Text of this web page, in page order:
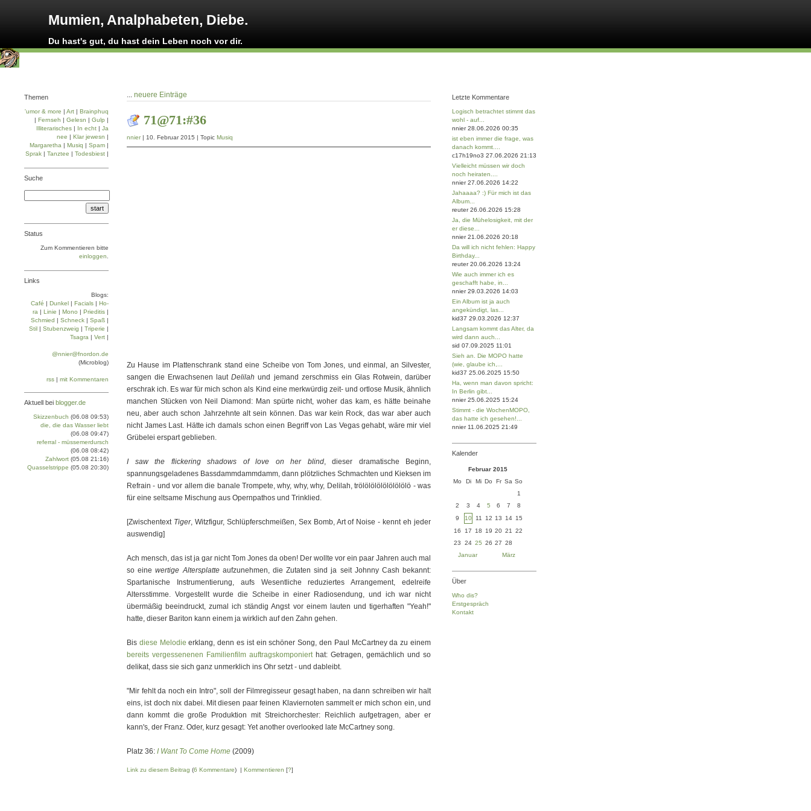
Mumien, Analphabeten, Diebe.
Du hast's gut, du hast dein Leben noch vor dir.
... neuere Einträge
71@71:#36
nnier| 10. Februar 2015 | Topic Musiq
Zu Hause im Plattenschrank stand eine Scheibe von Tom Jones, und einmal, an Silvester,
sangen die Erwachsenen lautDelilah und jemand zerschmiss ein Glas Rotwein, darüber
erschrak ich. Es war für mich schon als Kind eine merkwürdig zeit- und ortlose Musik, ähnlich
manchen Stücken von Neil Diamond: Man spürte nicht, woher das kam, es hätte beinahe
neu, aber auch schon Jahrzehnte alt sein können. Das war kein Rock, das war aber auch
nicht James Last. Hätte ich damals schon einen Begriff von Las Vegas gehabt, wäre mir viel
Grübelei erspart geblieben.
I saw the flickering shadows of love on her blind, dieser dramatische Beginn,
spannungsgeladenes Bassdammdammdamm, dann plötzliches Schmachten und Kieksen im
Refrain - und vor allem die banale Trompete, why, why, why, Delilah, trölölölölölölölölö - was
für eine seltsame Mischung aus Opernpathos und Trinklied.
[Zwischentext Tiger, Witzfigur, Schlüpferschmeißen, Sex Bomb, Art of Noise - kennt eh jeder
auswendig]
Ach mensch, das ist ja gar nicht Tom Jones da oben! Der wollte vor ein paar Jahren auch mal
so einewertige Altersplatteaufzunehmen, die Zutaten sind ja seit Johnny Cash bekannt:
Spartanische Instrumentierung, aufs Wesentliche reduziertes Arrangement, edelreife
Altersstimme. Vorgestellt wurde die Scheibe in einer Radiosendung, und ich war nicht
übermäßig beeindruckt, zumal ich ständig Angst vor einem lauten und tigerhaften "Yeah!"
hatte, dieser Bariton kann einem ja wirklich auf den Zahn gehen.
Bis diese Melodie erklang, denn es ist ein schöner Song, den Paul McCartney da zu einem
bereits vergessenenen Familienfilm auftragskomponierthat: Getragen, gemächlich und so
delikat, dass sie sich ganz unmerklich ins Ohr setzt - und dableibt.
"Mir fehlt da noch ein Intro", soll der Filmregisseur gesagt haben, na dann schreiben wir halt
eins, ist doch nix dabei. Mit diesen paar feinen Klaviernoten sammelt er mich schon ein, und
dann kommt die große Produktion mit Streichorchester: Reichlich aufgetragen, aber er
kann's, der Franz. Oder, kurz gesagt: Yet another overlooked late McCartney song.
Platz 36: I Want To Come Home (2009)
Link zu diesem Beitrag (6 Kommentare) | Kommentieren [?]
Themen
'umor & more | Art | Brainphuq
| Fernseh | Gelesn | Gulp |
Illiterarisches | In echt | Ja
nee | Klar jewesn |
Margaretha | Musiq | Spam |
Sprak | Tanztee | Todesbiest |
Suche
Status
Zum Kommentieren bitte
einloggen
Links
Blogs:
Café | Dun­kel | Facials | Ho­
ra | Linie | Mo­no | Prie­di­tis |
Schmied | Schneck | Spaß |
Stil | Stu­ben­zweig | Tri­pe­rie |
Tsa­gra | Vert |
@nnier@fnordon.de
(Microblog)
rss | mit Kommentaren
Aktuell bei blogger.de
Skizzenbuch (06.08 09:53)
die, die das Wasser liebt
(06.08 09:47)
referral - müssemerdursch
(06.08 08:42)
Zahlwort (05.08 21:16)
Quasselstrippe (05.08 20:30)
Letzte Kommentare
Logisch betrachtet stimmt das
wohl - auf...
nnier 28.06.2026 00:35
ist eben immer die frage, was
danach kommt....
c17h19no3 27.06.2026 21:13
Vielleicht müssen wir doch
noch heiraten....
nnier 27.06.2026 14:22
Jahaaaa? :) Für mich ist das
Album...
reuter 26.06.2026 15:28
Ja, die Mühelosigkeit, mit der
er diese...
nnier 21.06.2026 20:18
Da will ich nicht fehlen: Happy
Birthday...
reuter 20.06.2026 13:24
Wie auch immer ich es
geschafft habe, in...
nnier 29.03.2026 14:03
Ein Album ist ja auch
angekündigt, las...
kid37 29.03.2026 12:37
Langsam kommt das Alter, da
wird dann auch...
sid 07.09.2025 11:01
Sieh an. Die MOPO hatte
(wie, glaube ich,...
kid37 25.06.2025 15:50
Ha, wenn man davon spricht:
In Berlin gibt...
nnier 25.06.2025 15:24
Stimmt - die WochenMOPO,
das hatte ich gesehen!...
nnier 11.06.2025 21:49
Kalender
Februar 2015
Mo
Di Mi Do Fr Sa So
1
2
3 4 5 6 7
8
9
10 11 12 13 14 15
16
17 18 19 20 21
22
23
24 25 26 27 28
Januar
März
Über
Who dis?
Erstgespräch
Kontakt